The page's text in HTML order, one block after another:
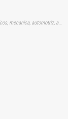
Tags: manual, manuales, tecnico, manualitos, actuadores, motores, hidraulicos, mecanica, automotriz, aprender, descargas